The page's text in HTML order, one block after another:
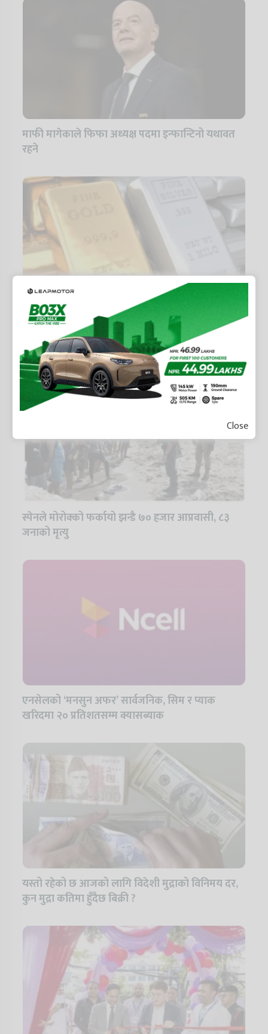
माफी मागेकाले फिफा अध्यक्ष पदमा इन्फान्टिनो यथावत
रहने
सुनको मूल्यमा सामान्य गिरावट, चाँदी भने बढ्यो
स्पेनले मोरोक्को फर्कायो झन्डै ७० हजार आप्रवासी, ८३
जनाको मृत्यु
एनसेलको ‘मनसुन अफर’ सार्वजनिक, सिम र प्याक
खरिदमा २० प्रतिशतसम्म क्यासब्याक
यस्तो रहेको छ आजको लागि विदेशी मुद्राको विनिमय दर,
कुन मुद्रा कतिमा हुँदैछ बिक्री ?
Close